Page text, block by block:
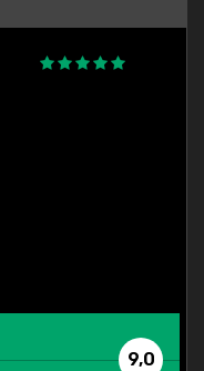
9,0